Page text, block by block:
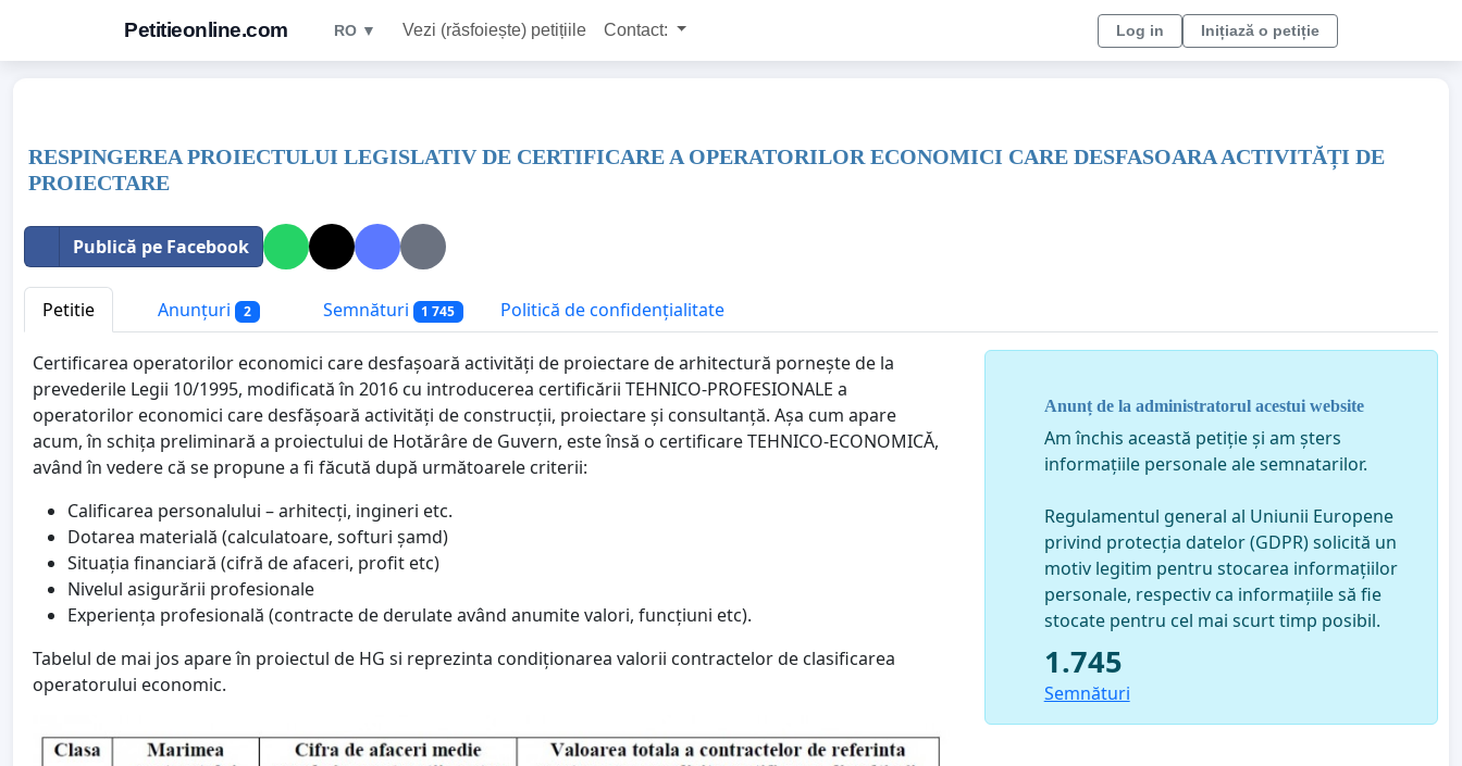
Petitieonline.com RO ▼ Vezi (răsfoiește) petițiile Contact: Log in Inițiază o petiție
RESPINGEREA PROIECTULUI LEGISLATIV DE CERTIFICARE A OPERATORILOR ECONOMICI CARE DESFASOARA ACTIVITĂȚI DE
PROIECTARE
Publică pe Facebook
Petitie Anunțuri 2 Semnături 1 745 Politică de confidențialitate
Certificarea operatorilor economici care desfașoară activități de proiectare de arhitectură pornește de la
prevederile Legii 10/1995, modificată în 2016 cu introducerea certificării TEHNICO-PROFESIONALE a
operatorilor economici care desfășoară activități de construcții, proiectare și consultanță. Așa cum apare
acum, în schița preliminară a proiectului de Hotărâre de Guvern, este însă o certificare TEHNICO-ECONOMICĂ,
având în vedere că se propune a fi făcută după următoarele criterii:
Calificarea personalului – arhitecți, ingineri etc.
Dotarea materială (calculatoare, softuri șamd)
Situația financiară (cifră de afaceri, profit etc)
Nivelul asigurării profesionale
Experiența profesională (contracte de derulate având anumite valori, funcțiuni etc).
Tabelul de mai jos apare în proiectul de HG si reprezinta condiționarea valorii contractelor de clasificarea
operatorului economic.
Anunț de la administratorul acestui website
Am închis această petiție și am șters
informațiile personale ale semnatarilor.
Regulamentul general al Uniunii Europene
privind protecția datelor (GDPR) solicită un
motiv legitim pentru stocarea informațiilor
personale, respectiv ca informațiile să fie
stocate pentru cel mai scurt timp posibil.
1.745
Semnături